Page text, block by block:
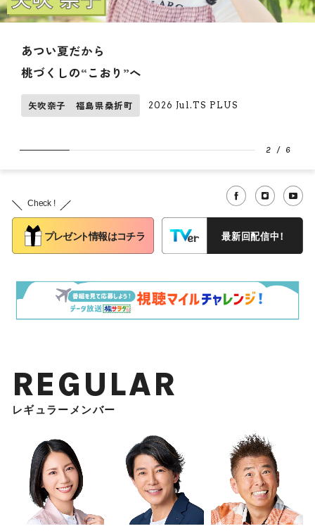
あつい夏だから
桃づくしの“こおり”へ
2026 Jul.TS PLUS
矢吹奈子 福島県桑折町
2 / 6
REGULAR
レギュラーメンバー